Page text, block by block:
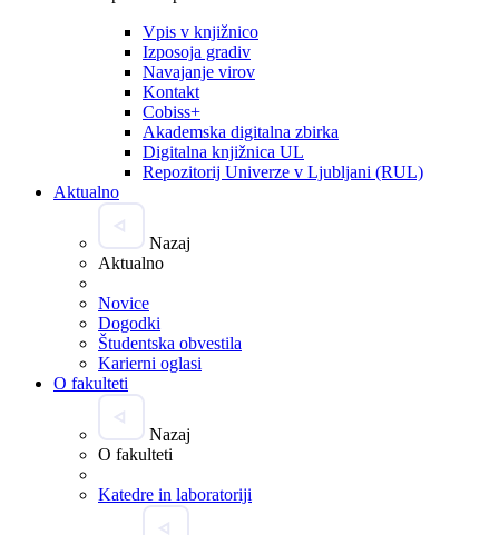
Vpis v knjižnico
Izposoja gradiv
Navajanje virov
Kontakt
Cobiss+
Akademska digitalna zbirka
Digitalna knjižnica UL
Repozitorij Univerze v Ljubljani (RUL)
Aktualno
Nazaj
Aktualno
Novice
Dogodki
Študentska obvestila
Karierni oglasi
O fakulteti
Nazaj
O fakulteti
Katedre in laboratoriji